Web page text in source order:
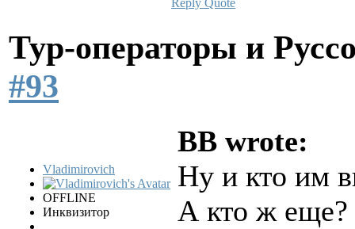
Тур-операторы и
#93
Vladimirovich
OFFLINE
Инквизитор
BB wrote:
Ну и кто им
А кто ж еще?